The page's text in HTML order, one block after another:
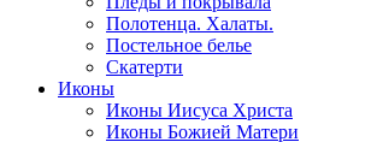
Полотенца. Халаты.
Постельное белье
Скатерти
Иконы
Иконы Иисуса Христа
Иконы Божией Матери